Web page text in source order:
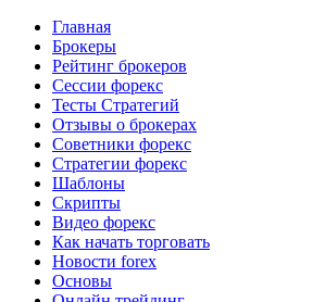
Главная
Брокеры
Рейтинг брокеров
Сессии форекс
Тесты Стратегий
Отзывы о брокерах
Советники форекс
Стратегии форекс
Шаблоны
Скрипты
Видео форекс
Как начать торговать
Новости forex
Основы